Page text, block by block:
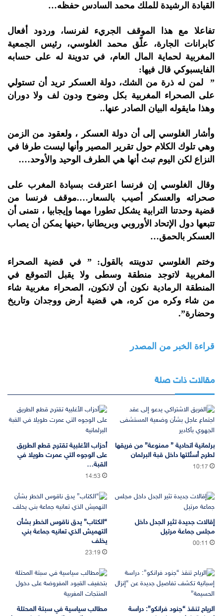
القيادة الرشيدة للملك محمد السادس حفظه…
تفاعلا مع هذا الموقف الجريء لفرنسا، وردود أفعال
كابرانات الجارة، علّق محمد الغلوسي، رئيس الجمعية
المغربية لحماية المال العام، في تدوينة له على حسابه
الفايسبوكي قال فيها:
” لمن له ذرة من الشك، دولة العسكر تريد أن تستولي
على الصحراء المغربية بكل وضوح ودون لف ولا دوران
وهذا مايقوله البيان الصادر عنها..
وأشار الغلوسي إلى أن دولة العسكر ، ولعقود من الزمن
وهي تلوك الكلام حول تقرير المصير وأنها ليست طرفا في
النزاع لكن اليوم تبث أنها هي الطرف الوحيد والأوحد….
وقال الغلوسي إن فرنسا اعترفت بسيادة المغرب على
صحرائه والعسكر أصيب بالسعار….موقف فرنسا من
قضية وحدتنا الترابية يشكل تطورا مهما وإيجابيا ، نتمنى أن
تتبعها دول الإتحاد الأوروبي وبريطانيا ،حينها يمكن أن يصاب
العسكر بالحمق…
وختم الغلوسي تدوينته بالقول: ” في قضية الصحراء
المغربية لاتوجد منطقة وسطى ولا يقبل التموقع في
المنطقة الرمادية نكون أن لانكون، الصحراء مغربية شاء
من شاء وكره من كره، هي قضية أرض ووجدان وتاريخ
وحضارة”.
قراءة الخبر من المصدر
مقالات ذات صلة
برلمانية اتحادية ” ممنوعة” من فريقها
لطرح أسئلتها داخل قبة البرلمان
10:17
أحزاب الأغلبية تقترح قطع الطريق
على الوجوه التي عمرت طويلا في
القبة…
14:53
إقالات جديدة تثير الجدل داخل
مجلس جماعة مرتيل
00:11
“الكتاب” يدق ناقوس الخطر بشأن
التهميش الذي تعانيه جماعة بني
يخلف
23:19
الرياح تنقذ “جنود فرانكو”: دراسة
مطالب سياسية في سبتة المحتلة